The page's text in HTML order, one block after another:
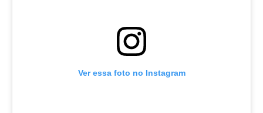
Ver essa foto no Instagram